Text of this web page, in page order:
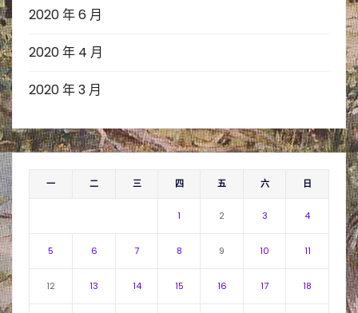
2020 年 6 月
2020 年 4 月
2020 年 3 月
一 二 三 四 五 六 日
1 2 3 4
5 6 7 8 9 10 11
12 13 14 15 16 17 18